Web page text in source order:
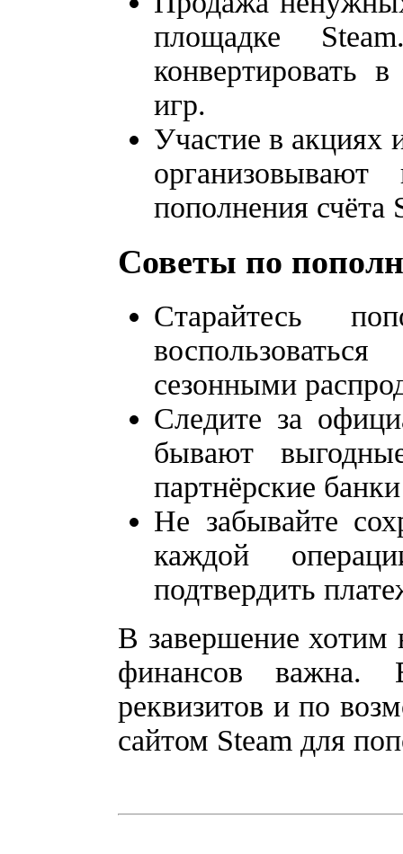
площадке
конвертировать
игр.
Участие в акциях
пополнения счёта
Советы по
Старайтесь
сезонными
Следите за
бывают
партнёрские
Не забывайте
каждой
подтвердить
В завершение хотим
финансов важна.
реквизитов и по
сайтом Steam для